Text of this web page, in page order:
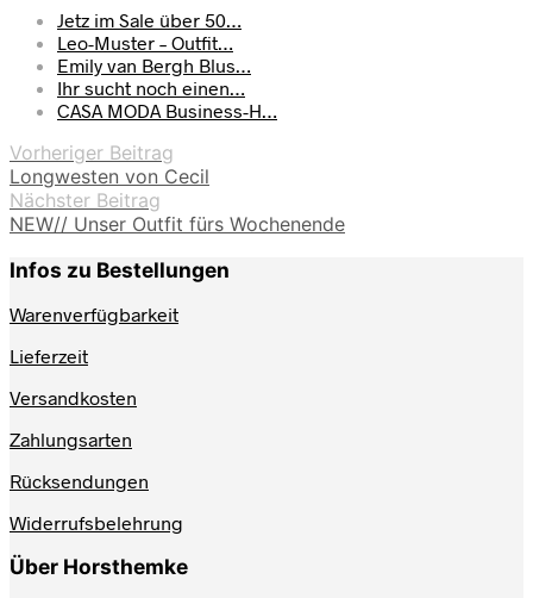
Jetz im Sale über 50…
Leo-Muster – Outfit…
Emily van Bergh Blus…
Ihr sucht noch einen…
CASA MODA Business-H…
Vorheriger Beitrag
Longwesten von Cecil
Nächster Beitrag
NEW// Unser Outfit fürs Wochenende
Infos zu Bestellungen
Warenverfügbarkeit
Lieferzeit
Versandkosten
Zahlungsarten
Rücksendungen
Widerrufsbelehrung
Über Horsthemke